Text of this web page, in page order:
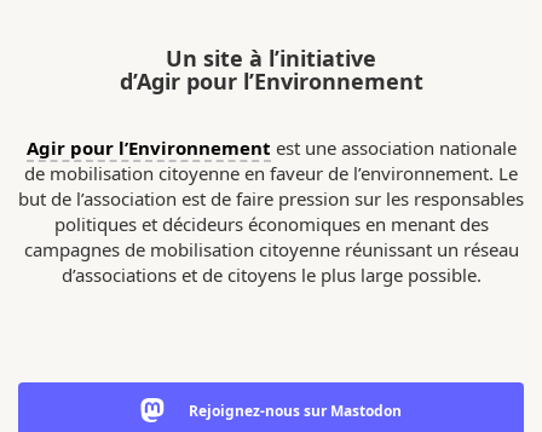
Un site à l’initiative
d’Agir pour l’Environnement
Agir pour l’Environnement est une association nationale
de mobilisation citoyenne en faveur de l’environnement. Le
but de l’association est de faire pression sur les responsables
politiques et décideurs économiques en menant des
campagnes de mobilisation citoyenne réunissant un réseau
d’associations et de citoyens le plus large possible.
Rejoignez-nous sur Mastodon